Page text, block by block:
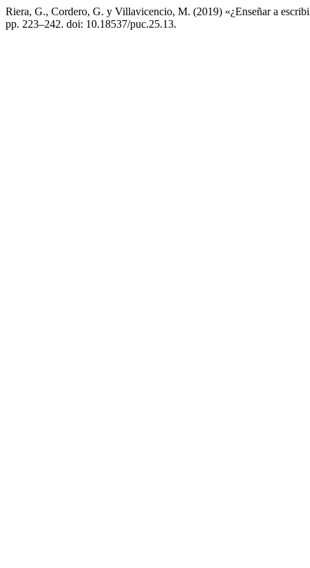
Riera, G., Cordero, G. y Villavicencio, M. (2019) «¿Enseñar a
pp. 223–242. doi: 10.18537/puc.25.13.